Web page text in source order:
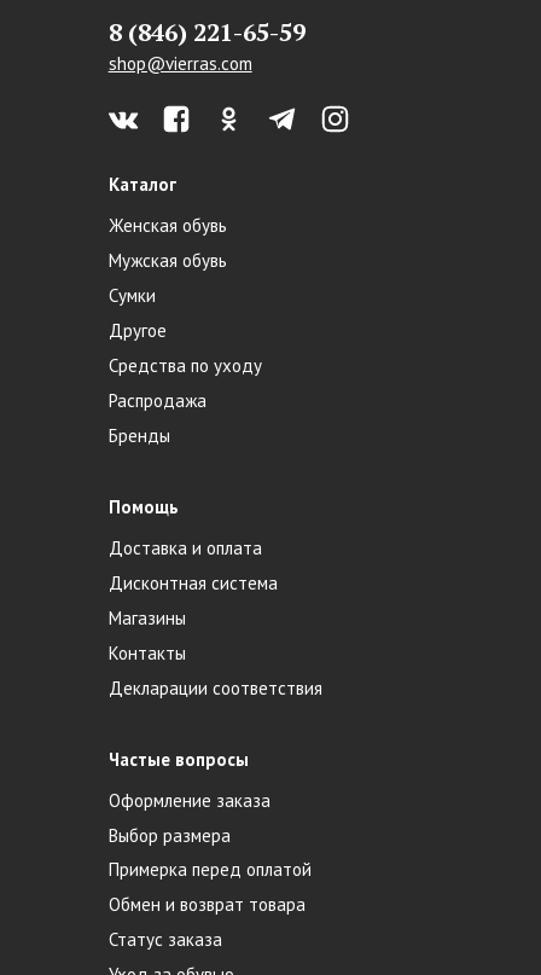
8 (846) 221-65-59
shop@vierras.com
Каталог
Женская обувь
Мужская обувь
Сумки
Другое
Средства по уходу
Распродажа
Бренды
Помощь
Доставка и оплата
Дисконтная система
Магазины
Контакты
Декларации соответствия
Частые вопросы
Оформление заказа
Выбор размера
Примерка перед оплатой
Обмен и возврат товара
Статус заказа